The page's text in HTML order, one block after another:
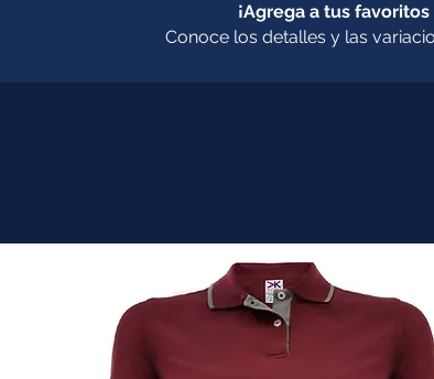
¡Agrega a tus
Conoce los detalles y las